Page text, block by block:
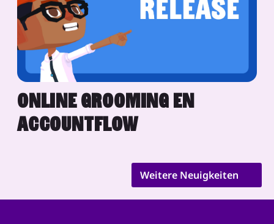
ONLINE GROOMING EN
ACCOUNTFLOW
Weitere Neuigkeiten